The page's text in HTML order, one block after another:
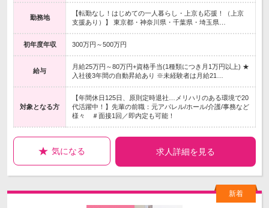
勤務地
【転勤なし！はじめての一人暮らし・上京も応援！（上京
支援あり）】 東京都・神奈川県・千葉県・埼玉県…
初年度年収 300万円～500万円
給与
月給25万円～80万円+資格手当(1種類につき月1万円以上) ★
入社後3年間の自動昇給あり ※未経験者は月給21…
対象となる方
【年間休日125日、原則定時退社…メリハリのある環境で20
代活躍中！】先輩の前職：元アパレル/ホール/介護/事務など
様々 ＃面接1回／即内定も可能！
気になる 求人詳細を見る